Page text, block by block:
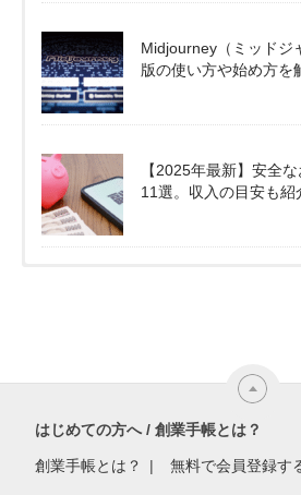
Midjourney（ミッドジ
版の使い方や始め方を
【2025年最新】安全
11選。収入の目安も紹
はじめての方へ / 創業手帳とは？
創業手帳とは？ 無料で会員登録す